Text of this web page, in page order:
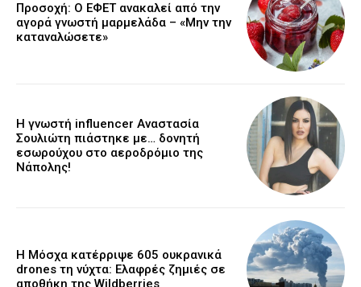
Προσοχή: Ο ΕΦΕΤ ανακαλεί από την
αγορά γνωστή μαρμελάδα – «Μην την
καταναλώσετε»
Η γνωστή influencer Αναστασία
Σουλιώτη πιάστηκε με… δονητή
εσωρούχου στο αεροδρόμιο της
Νάπολης!
Η Μόσχα κατέρριψε 605 ουκρανικά
drones τη νύχτα: Ελαφρές ζημιές σε
αποθήκη της Wildberries